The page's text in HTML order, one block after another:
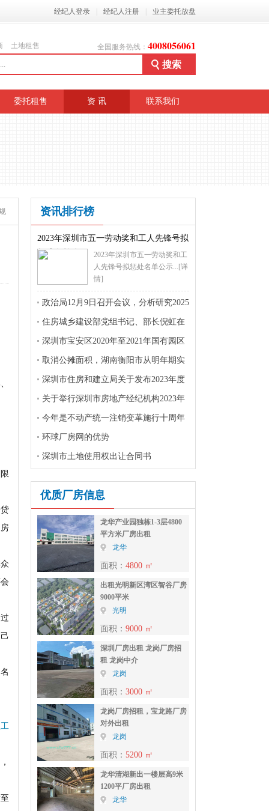
经纪人登录 经纪人注册 业主委托放盘
土地租售 全国服务热线： 4008056061
委托租售 资 讯 联系我们
资讯排行榜
2023年深圳市五一劳动奖和工人先锋号拟
惩处名单公示
2023年深圳市五一劳动奖和工
人先锋号拟惩处名单公示... [详
情]
政治局12月9日召开会议，分析研究2025
年经济工作
住房城乡建设部党组书记、部长倪虹在
宁夏回族自治区调研住房城乡建设工作并
召开座谈会。
深圳市宝安区2020年至2021年国有园区
提质增效绩效审计整改状况的报告
取消公摊面积，湖南衡阳市从明年期实
施，您支持吗？
深圳市住房和建立局关于发布2023年度
招标招标范畴“双随机、一公开”抽查工作
方案的通知
关于举行深圳市房地产经纪机构2023年
（2022年度）年报申报辅导班的通知
今年是不动产统一注销变革施行十周年
环球厂房网的优势
深圳市土地使用权出让合同书
优质厂房信息
面积： 4800 ㎡
龙华产业园独栋1-3层4800
平方米厂房出租
龙华
面积： 9000 ㎡
出租光明新区湾区智谷厂房
9000平米
光明
面积： 3000 ㎡
深圳厂房出租 龙岗厂房招
租 龙岗中介
龙岗
面积： 5200 ㎡
龙岗厂房招租，宝龙路厂房
对外出租
龙岗
龙华清湖新出一楼层高9米
1200平厂房出租
龙华